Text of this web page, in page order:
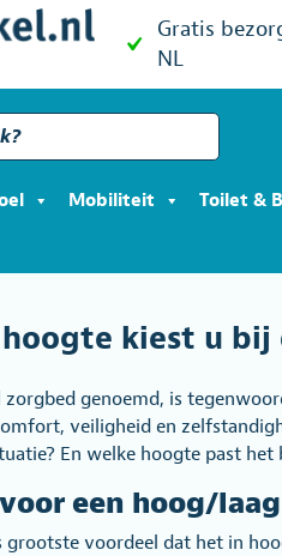
Gratis
NL
Mobiliteit Toilet &
kiest u
genoemd, is
veiligheid en
En welke hoogte past
een hoog/
grootste voordeel dat het in